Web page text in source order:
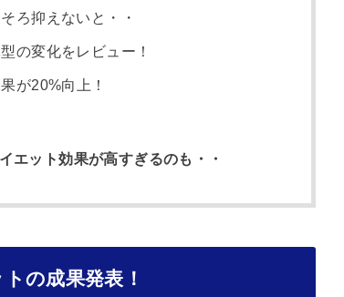
ろ抑えないと・・
の変化をレビュー！
が20%向上！
エット効果が高すぎるのも・・
の成果発表！